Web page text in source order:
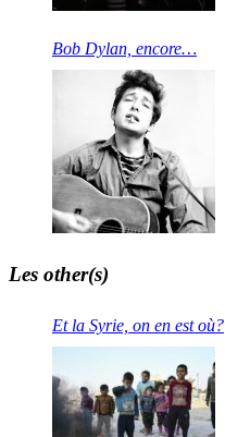
Bob Dylan, encore…
Les other(s)
Et la Syrie, on en est où?